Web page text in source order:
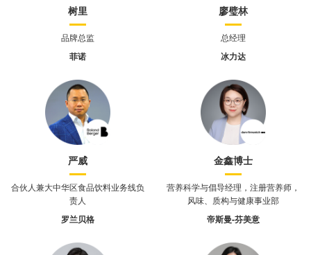
树里
品牌总监
菲诺
廖璧林
总经理
冰力达
严威
合伙人兼大中华区食品饮料业务线负
责人
罗兰贝格
金鑫博士
营养科学与倡导经理，注册营养师，
风味、质构与健康事业部
帝斯曼-芬美意